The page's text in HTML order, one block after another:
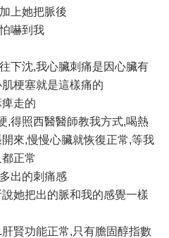
上她把脈後
嚇到我
下沈,我心臟刺痛是因心臟有
梗塞就是這樣痛的
走的
,得照西醫醫師教我方式,喝熱
來,慢慢心臟就恢復正常,等我
正常
出的刺痛感
她把出的脈和我的感覺一樣
賢功能正常,只有膽固醇指數